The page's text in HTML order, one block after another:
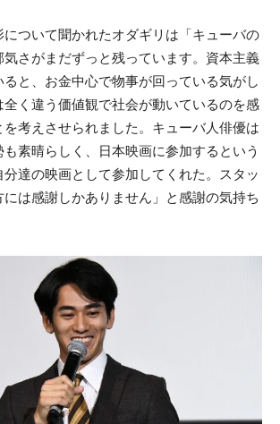
について聞かれたオダギリは「キューバの
気さがまだずっと残っています。資本主義
と、お金中心で物事が回っている気がし
全く違う価値観で社会が動いているのを感
を考えさせられました。キューバ人俳優は
素晴らしく、日本映画に参加するという
達の映画として参加してくれた。スタッ
は感謝しかありません」と感謝の気持ち